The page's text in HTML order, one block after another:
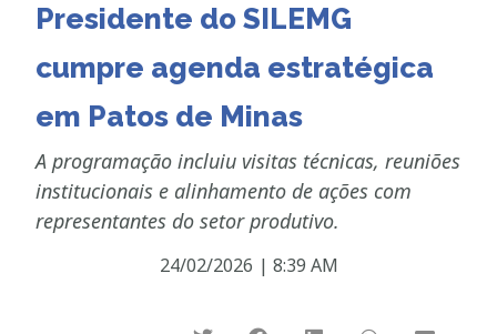
Presidente do SILEMG
cumpre agenda estratégica
em Patos de Minas
A programação incluiu visitas técnicas, reuniões
institucionais e alinhamento de ações com
representantes do setor produtivo.
24/02/2026 | 8:39 AM